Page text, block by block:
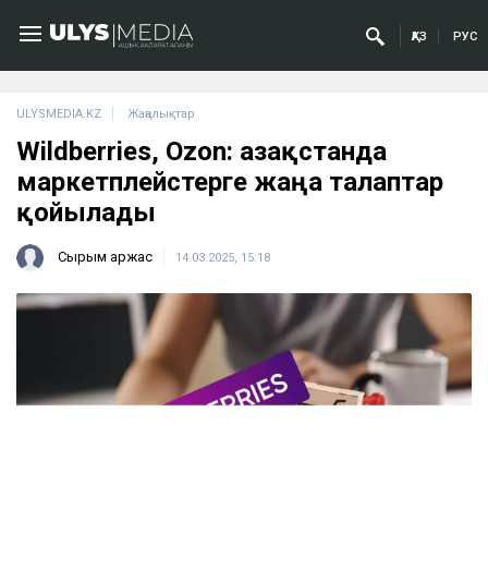
ҚАЗ РУС
ULYSMEDIA.KZ Жаңалықтар
Wildberries, Ozon: Қазақстанда
маркетплейстерге жаңа талаптар
қойылады
Сырым Қаржас 14.03.2025, 15:18